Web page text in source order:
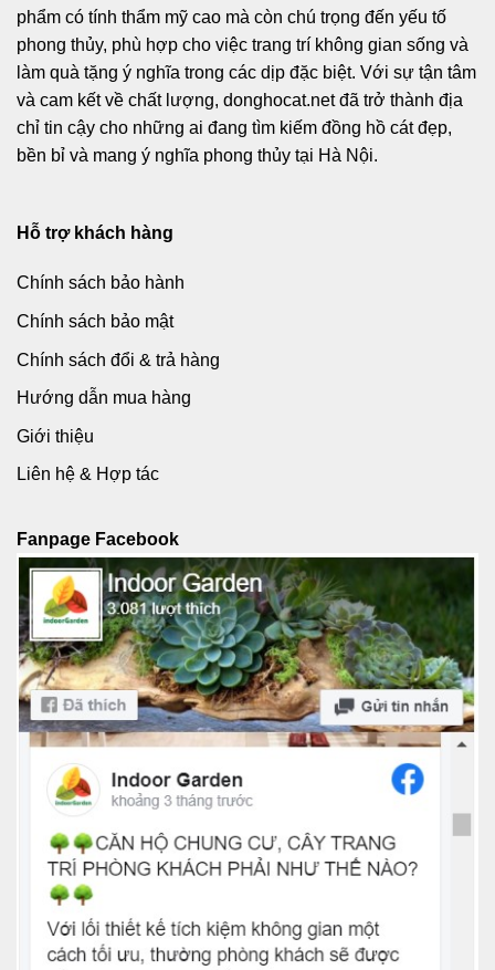
phẩm có tính thẩm mỹ cao mà còn chú trọng đến yếu tố
phong thủy, phù hợp cho việc trang trí không gian sống và
làm quà tặng ý nghĩa trong các dịp đặc biệt. Với sự tận tâm
và cam kết về chất lượng, donghocat.net đã trở thành địa
chỉ tin cậy cho những ai đang tìm kiếm đồng hồ cát đẹp,
bền bỉ và mang ý nghĩa phong thủy tại Hà Nội.
Hỗ trợ khách hàng
Chính sách bảo hành
Chính sách bảo mật
Chính sách đổi & trả hàng
Hướng dẫn mua hàng
Giới thiệu
Liên hệ & Hợp tác
Fanpage Facebook